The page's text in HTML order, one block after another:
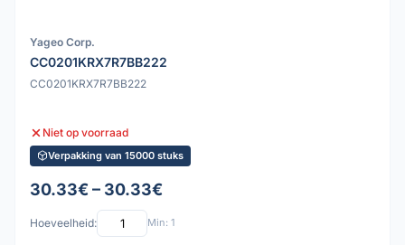
Yageo Corp.
CC0201KRX7R7BB222
CC0201KRX7R7BB222
Niet op voorraad
Verpakking van 15000 stuks
30.33€ – 30.33€
Hoeveelheid: Min: 1